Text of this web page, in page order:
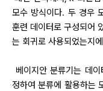
모수 방식이다. 두 경우
훈련 데이터로 구성되어
는 회귀로 사용되었는지
베이지안 분류기는 데
정하여 분류에 활용하는